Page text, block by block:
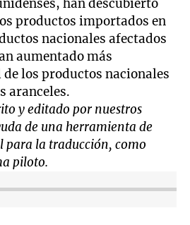
han descubierto
productos importados en
nacionales afectados
aumentado más
los productos nacionales
aranceles.
y editado por nuestros
de una herramienta de
la traducción, como
piloto.